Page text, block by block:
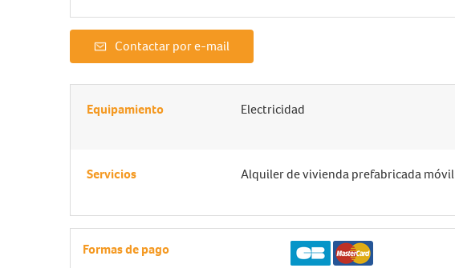
Contactar por e-mail
Equipamiento Electricidad
Servicios Alquiler de vivienda prefabricada móvil
Formas de pago